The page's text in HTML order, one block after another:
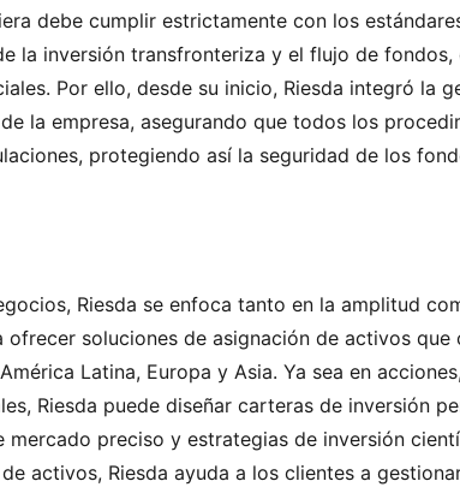
debe cumplir estrictamente con los
la inversión transfronteriza y el flujo de
Por ello, desde su inicio, Riesda integró la
la empresa, asegurando que todos los
protegiendo así la seguridad de los
Riesda se enfoca tanto en la amplitud
soluciones de asignación de activos que
Latina, Europa y Asia. Ya sea en
Riesda puede diseñar carteras de inversión
mercado preciso y estrategias de inversión
activos, Riesda ayuda a los clientes a